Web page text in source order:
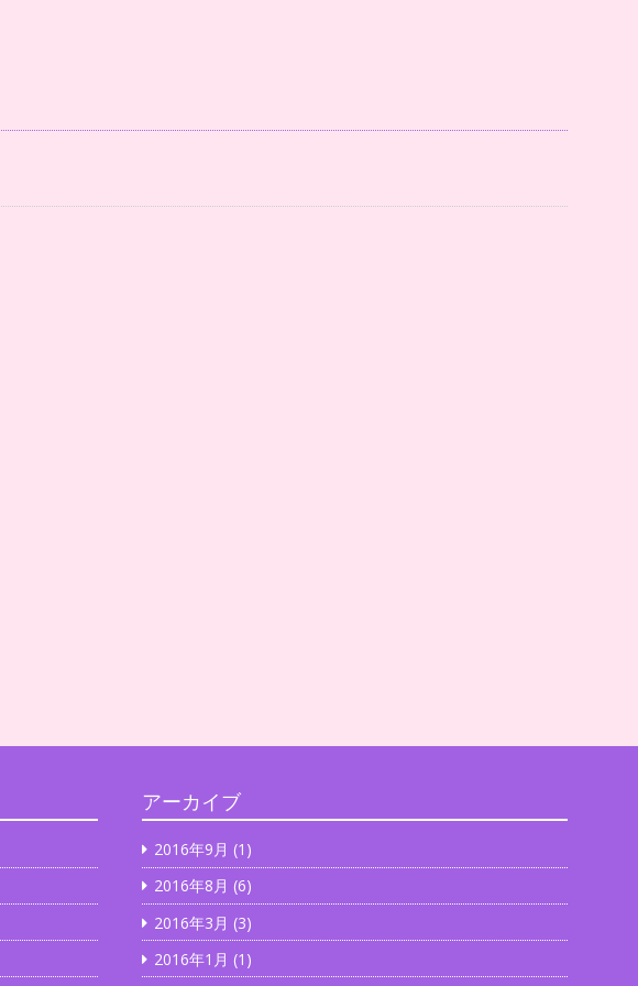
アーカイブ
2016年9月 (1)
2016年8月 (6)
2016年3月 (3)
2016年1月 (1)